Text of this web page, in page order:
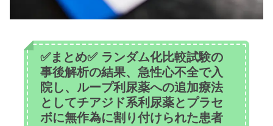
✅まとめ✅ ランダム化比較試験の
事後解析の結果、急性心不全で入
院し、ループ利尿薬への追加療法
としてチアジド系利尿薬とプラセ
ボに無作為に割り付けられた患者